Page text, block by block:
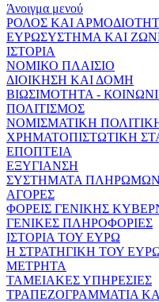
Άνοιγμα μενού
ΡΟΛΟΣ ΚΑΙ
ΕΥΡΩΣΥΣΤΗΜΑ ΚΑΙ
ΙΣΤΟΡΙΑ
ΝΟΜΙΚΟ ΠΛΑΙΣΙΟ
ΔΙΟΙΚΗΣΗ ΚΑΙ ΔΟΜΗ
ΒΙΩΣΙΜΟΤΗΤΑ -
ΠΟΛΙΤΙΣΜΟΣ
ΝΟΜΙΣΜΑΤΙΚΗ
ΧΡΗΜΑΤΟΠΙΣΤΩΤΙΚΗ
ΕΠΟΠΤΕΙΑ
ΕΞΥΓΙΑΝΣΗ
ΣΥΣΤΗΜΑΤΑ
ΑΓΟΡΕΣ
ΦΟΡΕΙΣ ΓΕΝΙΚΗΣ
ΓΕΝΙΚΕΣ ΠΛΗΡΟΦΟΡΙΕΣ
ΙΣΤΟΡΙΑ ΤΟΥ ΕΥΡΩ
Η ΣΤΡΑΤΗΓΙΚΗ ΤΟΥ
ΜΕΤΡΗΤΑ
ΤΑΜΕΙΑΚΕΣ ΥΠΗΡΕΣΙΕΣ
ΤΡΑΠΕΖΟΓΡΑΜΜΑΤΙΑ